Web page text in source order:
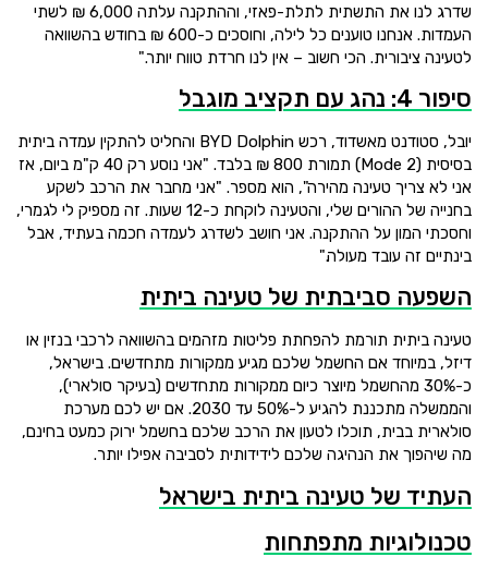
שדרג לנו את התשתית לתלת-פאזי, וההתקנה עלתה 6,000 ₪ לשתי
העמדות. אנחנו טוענים כל לילה, וחוסכים כ-600 ₪ בחודש בהשוואה
לטעינה ציבורית. הכי חשוב – אין לנו חרדת טווח יותר."
סיפור 4: נהג עם תקציב מוגבל
יובל, סטודנט מאשדוד, רכש BYD Dolphin והחליט להתקין עמדה ביתית
בסיסית (Mode 2) תמורת 800 ₪ בלבד. "אני נוסע רק 40 ק"מ ביום, אז
אני לא צריך טעינה מהירה", הוא מספר. "אני מחבר את הרכב לשקע
בחנייה של ההורים שלי, והטעינה לוקחת כ-12 שעות. זה מספיק לי לגמרי,
וחסכתי המון על ההתקנה. אני חושב לשדרג לעמדה חכמה בעתיד, אבל
בינתיים זה עובד מעולה."
השפעה סביבתית של טעינה ביתית
טעינה ביתית תורמת להפחתת פליטות מזהמים בהשוואה לרכבי בנזין או
דיזל, במיוחד אם החשמל שלכם מגיע ממקורות מתחדשים. בישראל,
כ-30% מהחשמל מיוצר כיום ממקורות מתחדשים (בעיקר סולארי),
והממשלה מתכננת להגיע ל-50% עד 2030. אם יש לכם מערכת
סולארית בבית, תוכלו לטעון את הרכב שלכם בחשמל ירוק כמעט בחינם,
מה שיהפוך את הנהיגה שלכם לידידותית לסביבה אפילו יותר.
העתיד של טעינה ביתית בישראל
טכנולוגיות מתפתחות